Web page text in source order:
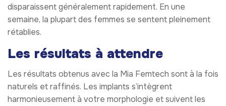
disparaissent généralement rapidement. En une
semaine, la plupart des femmes se sentent pleinement
rétablies.
Les résultats à attendre
Les résultats obtenus avec la Mia Femtech sont à la fois
naturels et raffinés. Les implants s’intègrent
harmonieusement à votre morphologie et suivent les